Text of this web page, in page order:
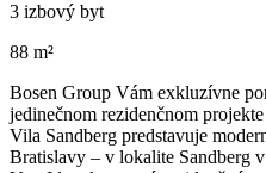
3 izbový byt
88 m²
Bosen Group Vám exkluzívne
jedinečnom rezidenčnom
Vila Sandberg predstavuje
Bratislavy – v lokalite Sandberg